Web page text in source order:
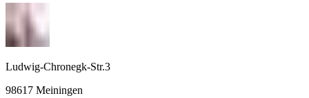
Ludwig-Chronegk-Str.3
98617 Meiningen